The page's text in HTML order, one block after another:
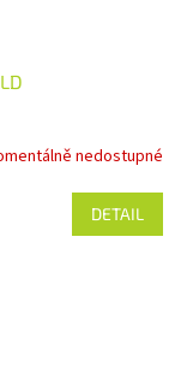
nedostupné
DETAIL